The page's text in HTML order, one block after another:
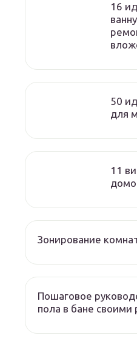
16
50
для
11
Зонирование
Пошаговое
пола в бане своими